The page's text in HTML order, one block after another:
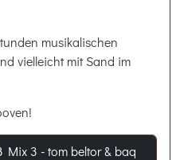
musikalischen
vielleicht mit Sand im
Mix 3 - tom beltor & baq